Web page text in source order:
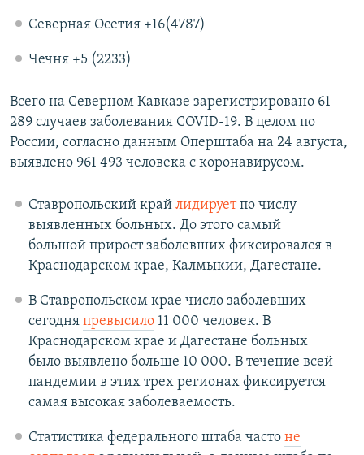
Северная Осетия +16(4787)
Чечня +5 (2233)
Всего на Северном Кавказе зарегистрировано 61
289 случаев заболевания COVID-19. В целом по
России, согласно данным Оперштаба на 24 августа,
выявлено 961 493 человека с коронавирусом.​
Ставропольский край лидируетпо числу
выявленных больных. До этого самый
большой прирост заболевших фиксировался в
Краснодарском крае, Калмыкии, Дагестане.
В Ставропольском крае число заболевших
сегодня превысило11 000 человек. В
Краснодарском крае и Дагестане больных
было выявлено больше 10 000. В течение всей
пандемии в этих трех регионах фиксируется
самая высокая заболеваемость.​
Статистика федерального штаба часто не